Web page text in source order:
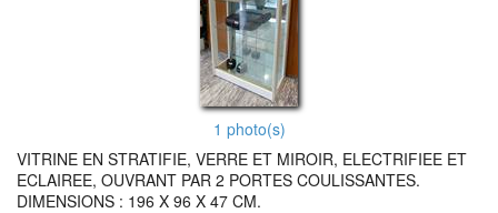
1 photo(s)
VITRINE EN STRATIFIE, VERRE ET MIROIR, ELECTRIFIEE ET
ECLAIREE, OUVRANT PAR 2 PORTES COULISSANTES.
DIMENSIONS : 196 X 96 X 47 CM.